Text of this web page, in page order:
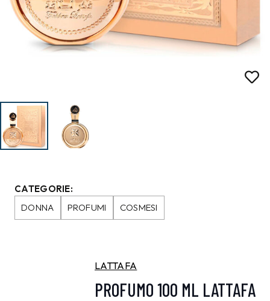
CATEGORIE:
DONNA
PROFUMI COSMESI
LATTAFA
PROFUMO 100 ML LATTAFA